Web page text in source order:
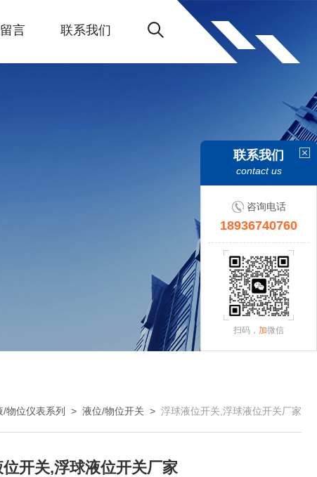
言 联系我们
/物位仪表系列 > 液位/物位开关 > 浮球液位开关,浮球液位开关厂家
开关,浮球液位开关厂家
联系我们
contact us
咨询电话
18936740760
扫码， 加微信